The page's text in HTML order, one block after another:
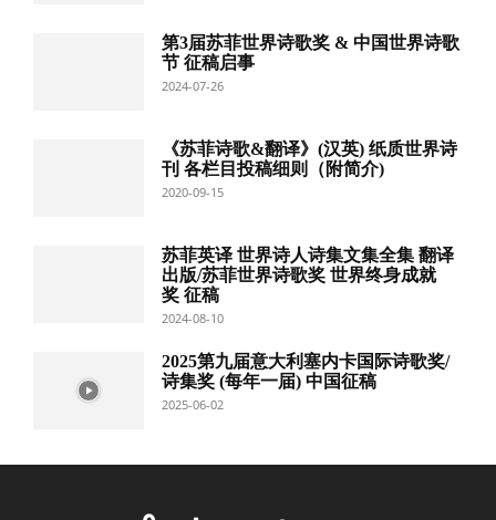
第3届苏菲世界诗歌奖 & 中国世界诗歌
节 征稿启事
2024-07-26
《苏菲诗歌&翻译》(汉英) 纸质世界诗
刊 各栏目投稿细则（附简介)
2020-09-15
苏菲英译 世界诗人诗集文集全集 翻译
出版/苏菲世界诗歌奖 世界终身成就
奖 征稿
2024-08-10
2025第九届意大利塞内卡国际诗歌奖/
诗集奖 (每年一届) 中国征稿
2025-06-02